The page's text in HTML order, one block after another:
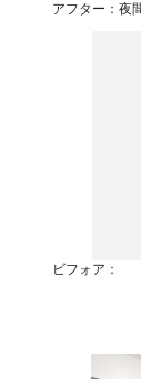
アフター：夜
ビフォア：